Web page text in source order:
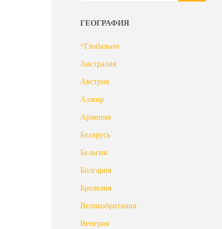
ГЕОГРАФИЯ
*Глобально
Австралия
Австрия
Алжир
Армения
Беларусь
Бельгия
Болгария
Бразилия
Великобритания
Венгрия